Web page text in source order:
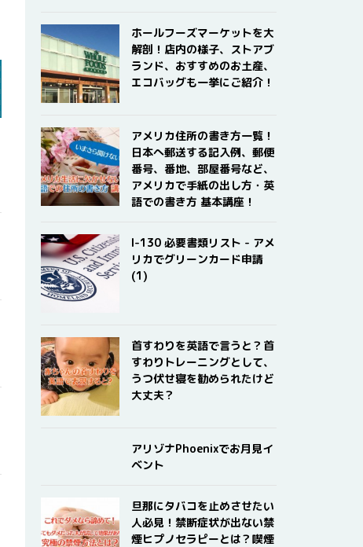
ホールフーズマーケットを大
解剖！店内の様子、ストアブ
ランド、おすすめのお土産、
エコバッグも一挙にご紹介！
アメリカ住所の書き方一覧！
日本へ郵送する記入例、郵便
番号、番地、部屋番号など、
アメリカで手紙の出し方・英
語での書き方 基本講座！
I-130 必要書類リスト - アメ
リカでグリーンカード申請
(1)
首すわりを英語で言うと？首
すわりトレーニングとして、
うつ伏せ寝を勧められたけど
大丈夫？
アリゾナPhoenixでお月見イ
ベント
旦那にタバコを止めさせたい
人必見！禁断症状が出ない禁
煙ヒプノセラピーとは？喫煙